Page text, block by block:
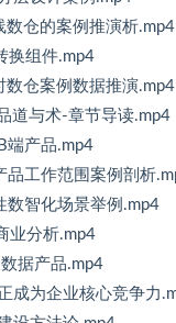
仓的案例推演析.mp4
换组件.mp4
仓案例数据推演.mp4
道与术-章节导读.mp4
端产品.mp4
工作范围案例剖析
智化场景举例.mp4
业分析.mp4
据产品.mp4
成为企业核心竞争力